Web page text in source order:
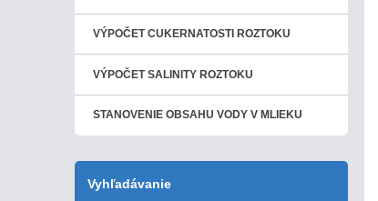
VÝPOČET CUKERNATOSTI ROZTOKU
VÝPOČET SALINITY ROZTOKU
STANOVENIE OBSAHU VODY V MLIEKU
Vyhľadávanie